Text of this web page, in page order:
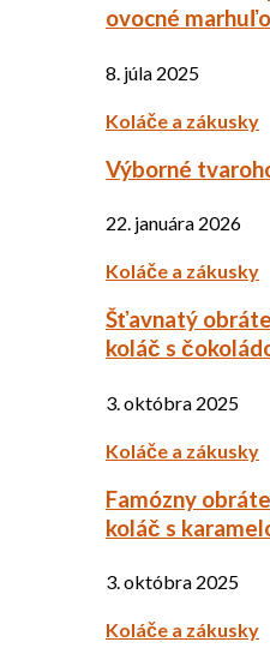
ovocné
8. júla 2025
Koláče a zákusky
Výborné
22. januára 2026
Koláče a zákusky
Šťavnatý
koláč s
3. októbra 2025
Koláče a zákusky
Famózny
koláč s
3. októbra 2025
Koláče a zákusky